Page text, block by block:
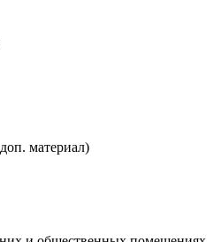
материал)